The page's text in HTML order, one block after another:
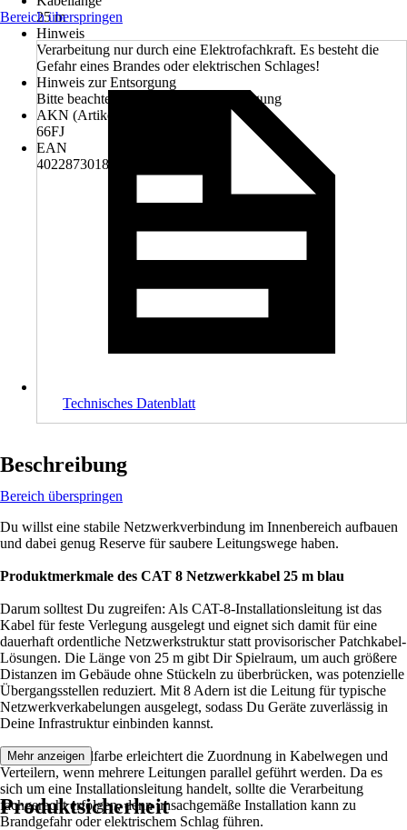
25 m
Hinweis
Verarbeitung nur durch eine Elektrofachkraft. Es besteht die
Gefahr eines Brandes oder elektrischen Schlages!
Hinweis zur Entsorgung
Bitte beachte die Hinweise zur Entsorgung
AKN (Artikelkurznummer)
66FJ
EAN
4022873018179
Bereich überspringen
Technisches Datenblatt
Beschreibung
Bereich überspringen
Du willst eine stabile Netzwerkverbindung im Innenbereich aufbauen
und dabei genug Reserve für saubere Leitungswege haben.
Produktmerkmale des CAT 8 Netzwerkkabel 25 m blau
Darum solltest Du zugreifen: Als CAT-8-Installationsleitung ist das
Kabel für feste Verlegung ausgelegt und eignet sich damit für eine
dauerhaft ordentliche Netzwerkstruktur statt provisorischer Patchkabel-
Lösungen. Die Länge von 25 m gibt Dir Spielraum, um auch größere
Distanzen im Gebäude ohne Stückeln zu überbrücken, was potenzielle
Übergangsstellen reduziert. Mit 8 Adern ist die Leitung für typische
Netzwerkverkabelungen ausgelegt, sodass Du Geräte zuverlässig in
Deine Infrastruktur einbinden kannst.
Die blaue Kabelfarbe erleichtert die Zuordnung in Kabelwegen und
Verteilern, wenn mehrere Leitungen parallel geführt werden. Da es
sich um eine Installationsleitung handelt, sollte die Verarbeitung
fachgerecht erfolgen, denn unsachgemäße Installation kann zu
Brandgefahr oder elektrischem Schlag führen.
Mehr anzeigen
Produktsicherheit